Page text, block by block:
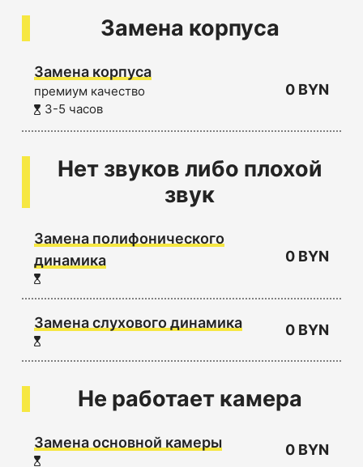
Замена корпуса
Замена корпуса
премиум качество
3-5 часов
0 BYN
Нет звуков либо плохой
звук
Замена полифонического
динамика
0 BYN
Замена слухового динамика 0 BYN
Не работает камера
Замена основной камеры 0 BYN